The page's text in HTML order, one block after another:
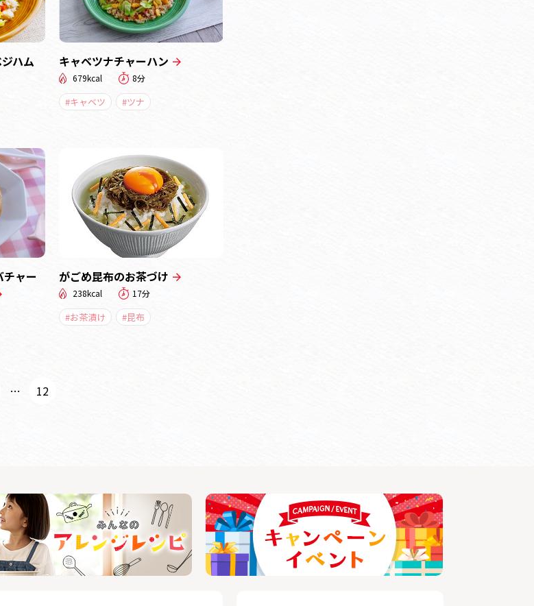
ハム
キャベツナチャーハン
679kcal 8分
#キャベツ #ツナ
ャー
がごめ昆布のお茶づけ
238kcal 17分
#お茶漬け #昆布
… 12